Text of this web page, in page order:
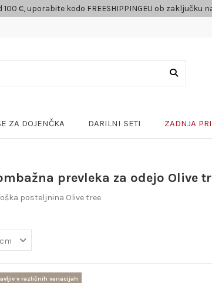
€, uporabite kodo FREESHIPPINGEU ob zaključku
ZA DOJENČKA DARILNI SETI ZADNJA
prevleka za odejo Olive
posteljnina Olive tree
v različnih variacijah